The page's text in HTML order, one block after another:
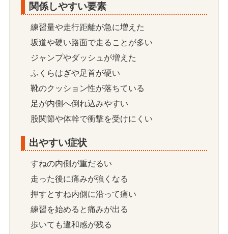
関係しやすい要素
練習量や走行距離が急に増えた
坂道や硬い路面で走ることが多い
ジャンプやダッシュが増えた
ふくらはぎや足首が硬い
靴のクッション性が落ちている
足が内側へ倒れ込みやすい
股関節や体幹で衝撃を受けにくい
出やすい症状
すねの内側が重だるい
走った後に痛みが強くなる
押すとすね内側に沿って痛い
練習を始めると痛みが出る
歩いても違和感が残る